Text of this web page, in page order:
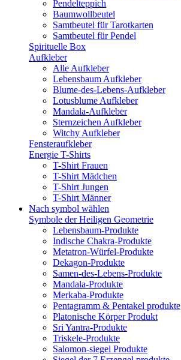
Pendelteppich
Baumwollbeutel
Samtbeutel für Tarotkarten
Samtbeutel für Pendel
Spirituelle Box
Aufkleber
Alle Aufkleber
Lebensbaum Aufkleber
Blume-des-Lebens-Aufkleber
Lotusblume Aufkleber
Mandala-Aufkleber
Sternzeichen Aufkleber
Witchy Aufkleber
Fensteraufkleber
Energie T-Shirts
T-Shirt Frauen
T-Shirt Mädchen
T-Shirt Jungen
T-Shirt Männer
Nach symbol wählen
Symbole der Heiligen Geometrie
Lebensbaum-Produkte
Indische Chakra-Produkte
Metatron-Würfel-Produkte
Dekagon-Produkte
Samen-des-Lebens-Produkte
Mandala-Produkte
Merkaba-Produkte
Pentagramm & Pentakel produkte
Platonische Körper Produkt
Sri Yantra-Produkte
Triskele-Produkte
Salomon-siegel Produkte